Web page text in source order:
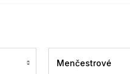
Menčestrové